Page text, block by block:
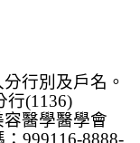
行別及戶名。
行(1136)
醫學醫學會
999116-8888-